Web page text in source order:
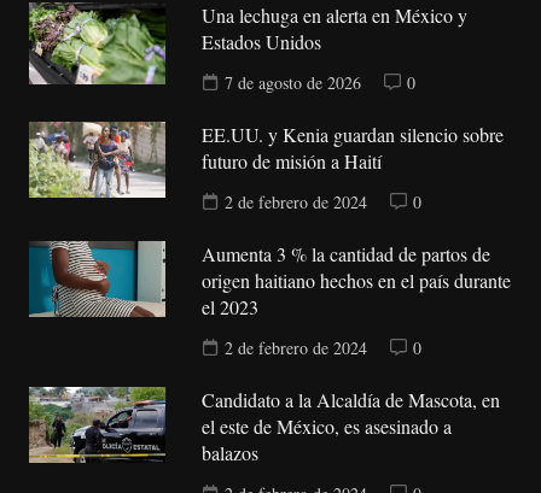
Una lechuga en alerta en México y
Estados Unidos
7 de agosto de 2026 0
EE.UU. y Kenia guardan silencio sobre
futuro de misión a Haití
2 de febrero de 2024 0
Aumenta 3 % la cantidad de partos de
origen haitiano hechos en el país durante
el 2023
2 de febrero de 2024 0
Candidato a la Alcaldía de Mascota, en
el este de México, es asesinado a
balazos